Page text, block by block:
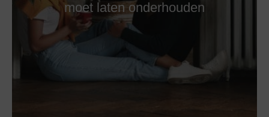
moet laten onderhouden